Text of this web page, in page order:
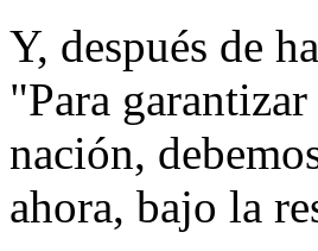
Y, después de
"Para
nación,
ahora, bajo la